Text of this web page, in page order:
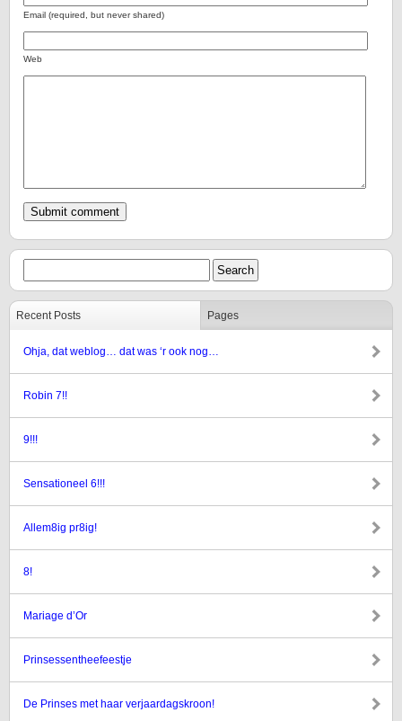
Email (required, but never shared)
Web
Recent Posts Pages
Ohja, dat weblog… dat was ‘r ook nog…
Robin 7!!
9!!!
Sensationeel 6!!!
Allem8ig pr8ig!
8!
Mariage d’Or
Prinsessentheefeestje
De Prinses met haar verjaardagskroon!